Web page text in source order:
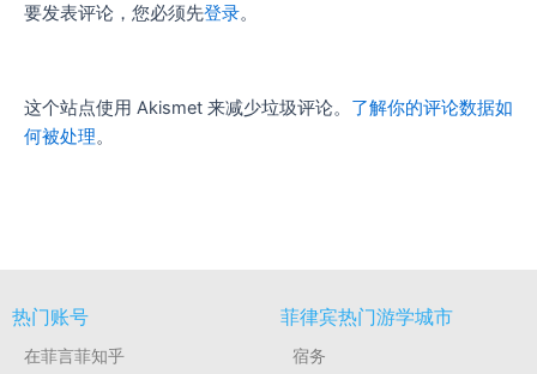
要发表评论，您必须先登录。
这个站点使用 Akismet 来减少垃圾评论。 了解你的评论数据如
何被处理。
热门账号
在菲言菲知乎
菲律宾热门游学城市
宿务